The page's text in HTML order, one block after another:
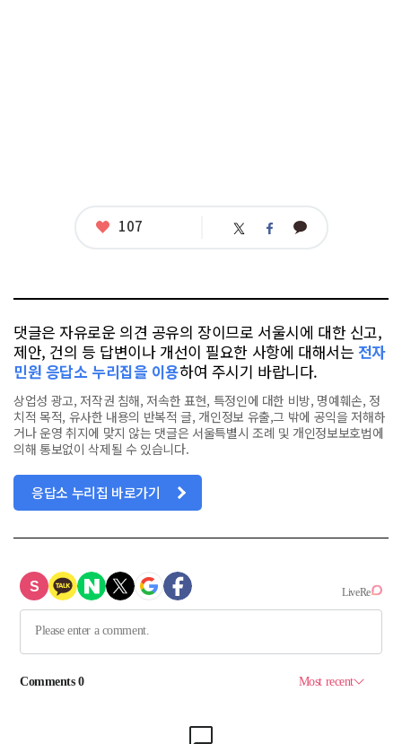
좋
107 트 페 카
댓글은 자유로운 의견 공유의 장이므로 서울시에 대한 신고,
제안, 건의 등 답변이나 개선이 필요한 사항에 대해서는 전자
민원 응답소 누리집을 이용하여 주시기 바랍니다.
상업성 광고, 저작권 침해, 저속한 표현, 특정인에 대한 비방, 명예훼손, 정
치적 목적, 유사한 내용의 반복적 글, 개인정보 유출,그 밖에 공익을 저해하
거나 운영 취지에 맞지 않는 댓글은 서울특별시 조례 및 개인정보보호법에
의해 통보없이 삭제될 수 있습니다.
응답소 누리집 바로가기